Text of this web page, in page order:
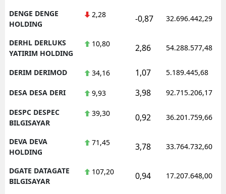
DENGE DENGE
HOLDING
2,28 -0,87 32.696.442,29
DERHL DERLUKS
YATIRIM HOLDING
10,80 2,86 54.288.577,48
DERIM DERIMOD 34,16 1,07 5.189.445,68
DESA DESA DERI 9,93 3,98 92.715.206,17
DESPC DESPEC
BILGISAYAR
39,30 0,92 36.201.759,66
DEVA DEVA
HOLDING
71,45 3,78 33.764.732,60
DGATE DATAGATE
BILGISAYAR
107,20 0,94 17.207.648,00